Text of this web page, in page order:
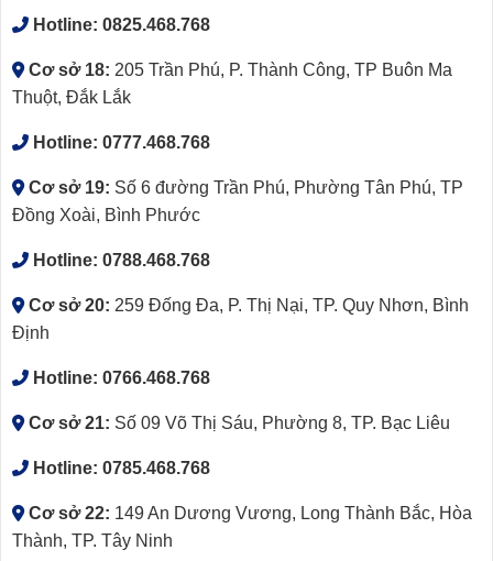
Hotline: 0825.468.768
Cơ sở 18: 205 Trần Phú, P. Thành Công, TP Buôn Ma
Thuột, Đắk Lắk
Hotline: 0777.468.768
Cơ sở 19: Số 6 đường Trần Phú, Phường Tân Phú, TP
Đồng Xoài, Bình Phước
Hotline: 0788.468.768
Cơ sở 20: 259 Đống Đa, P. Thị Nại, TP. Quy Nhơn, Bình
Định
Hotline: 0766.468.768
Cơ sở 21: Số 09 Võ Thị Sáu, Phường 8, TP. Bạc Liêu
Hotline: 0785.468.768
Cơ sở 22: 149 An Dương Vương, Long Thành Bắc, Hòa
Thành, TP. Tây Ninh